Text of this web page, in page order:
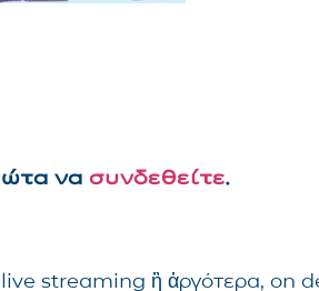
να συνδεθείτε.
live streaming ἢ ἀργότερα, on